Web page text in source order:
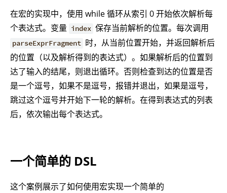
在宏的实现中，使用 while 循环从索引 0 开始依次解析每
个表达式。变量 index 保存当前解析的位置。每次调用
parseExprFragment 时，从当前位置开始，并返回解析后
的位置（以及解析得到的表达式）。如果解析后的位置到
达了输入的结尾，则退出循环。否则检查到达的位置是否
是一个逗号，如果不是逗号，报错并退出，如果是逗号，
跳过这个逗号并开始下一轮的解析。在得到表达式的列表
后，依次输出每个表达式。
一个简单的 DSL
这个案例展示了如何使用宏实现一个简单的